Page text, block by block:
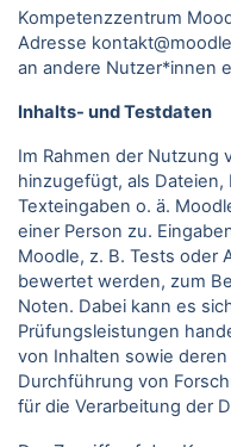
Kompetenzzentrum
Adresse
an andere Nutzer*innen
Inhalts- und Testdaten
Im Rahmen der Nutzung
hinzugefügt, als Dateien,
Texteingaben o. ä.
einer Person zu.
Moodle, z. B. Tests oder
bewertet werden, zum
Noten. Dabei kann es
Prüfungsleistungen
von Inhalten sowie
Durchführung von
für die Verarbeitung der